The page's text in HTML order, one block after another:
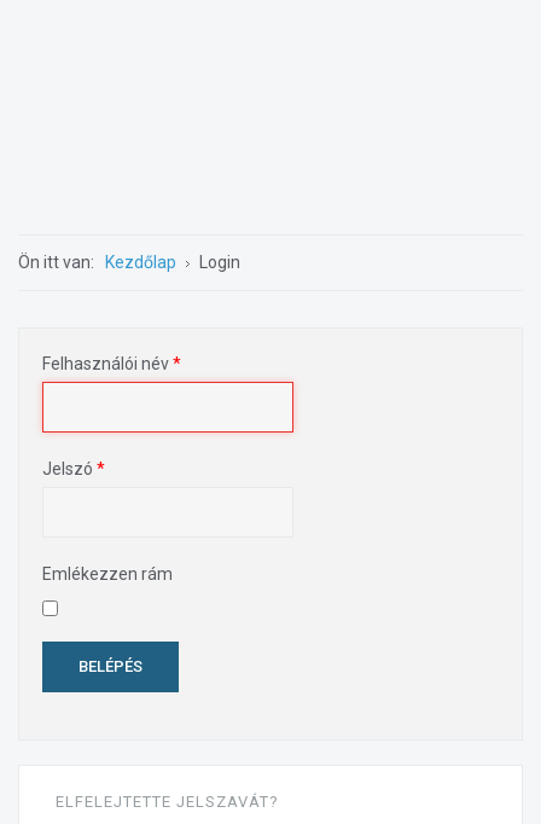
Ön itt van: Kezdőlap Login
Felhasználói név*
Jelszó *
Emlékezzen rám
BELÉPÉS
ELFELEJTETTE JELSZAVÁT?